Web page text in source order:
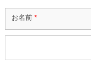
お名前 *